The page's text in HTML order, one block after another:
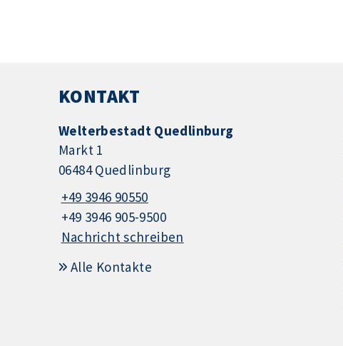
KONTAKT
Welterbestadt Quedlinburg
Markt 1
06484 Quedlinburg
+49 3946 90550
+49 3946 905-9500
Nachricht schreiben
Alle Kontakte